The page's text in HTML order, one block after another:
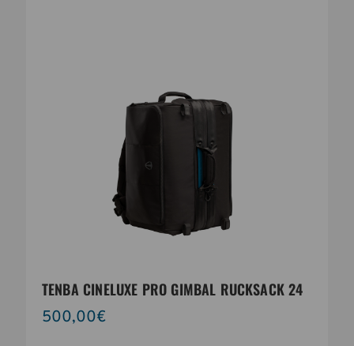
TENBA CINELUXE PRO GIMBAL RUCKSACK 24
500,00€